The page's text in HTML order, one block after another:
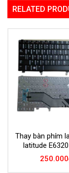
RELATED
Thay bàn phím
latitude
250.000